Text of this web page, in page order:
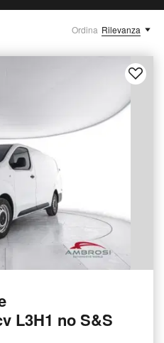
Ordina Rilevanza
L3H1 no S&S